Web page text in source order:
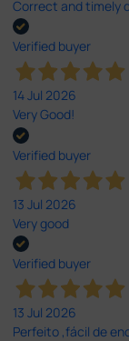
Correct and timely
Verified buyer
14 Jul 2026
Very Good!
Verified buyer
13 Jul 2026
Very good
Verified buyer
13 Jul 2026
Perfeito ,fácil de